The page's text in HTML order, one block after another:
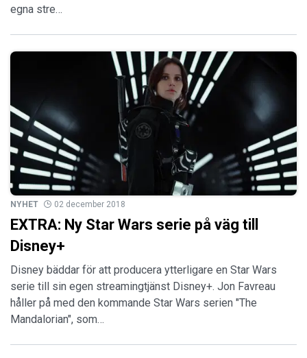
egna stre…
NYHET 02 december 2018
EXTRA: Ny Star Wars serie på väg till
Disney+
Disney bäddar för att producera ytterligare en Star Wars
serie till sin egen streamingtjänst Disney+. Jon Favreau
håller på med den kommande Star Wars serien "The
Mandalorian", som…